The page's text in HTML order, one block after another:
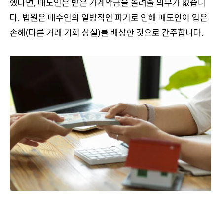
했다면, 매도인은 받은 가계약금을 돌려줄 의무가 없습니
다. 법원은 매수인의 일방적인 파기로 인해 매도인이 입은
손해(다른 거래 기회 상실)를 배상한 것으로 간주합니다.